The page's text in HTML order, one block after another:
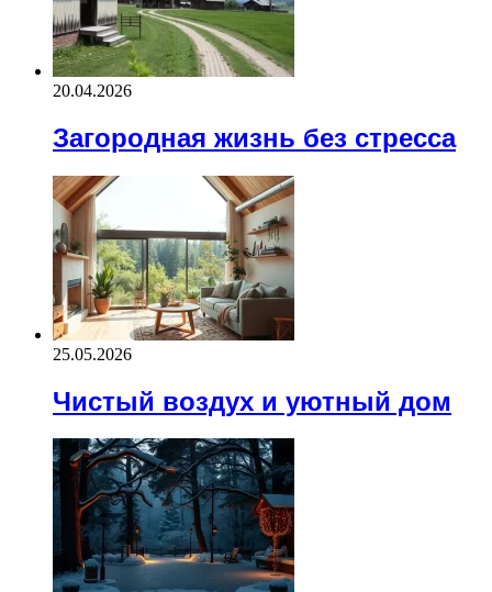
20.04.2026
Загородная жизнь без стресса
25.05.2026
Чистый воздух и уютный дом